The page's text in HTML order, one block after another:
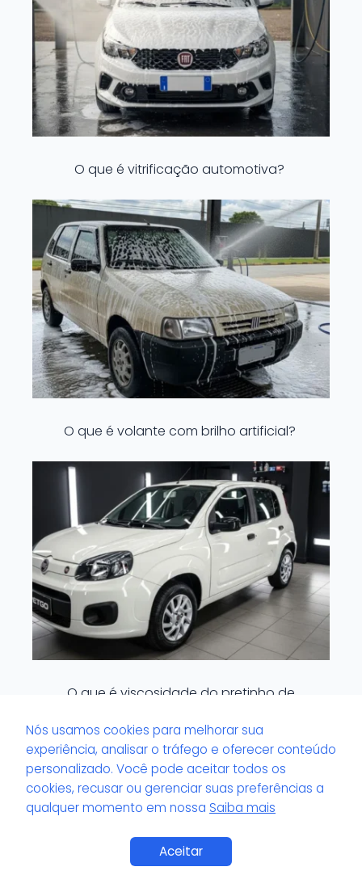
O que é vitrificação automotiva?
O que é volante com brilho artificial?
O que é viscosidade do pretinho de
Nós usamos cookies para melhorar sua
experiência, analisar o tráfego e oferecer conteúdo
personalizado. Você pode aceitar todos os
cookies, recusar ou gerenciar suas preferências a
qualquer momento em nossa Saiba mais
Aceitar